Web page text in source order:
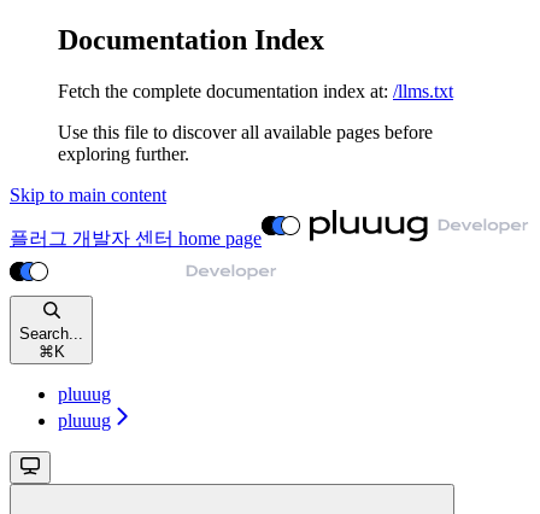
Documentation Index
Fetch the complete documentation index at: /llms.txt
Use this file to discover all available pages before
exploring further.
Skip to main content
플러그 개발자 센터 home page
Search...
⌘ K
pluuug
pluuug